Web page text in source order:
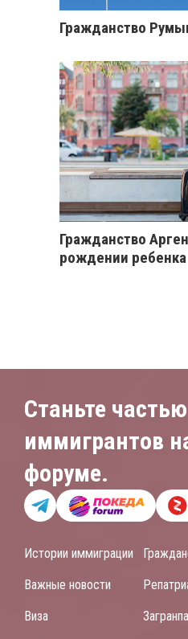
Гражданство
Гражданство
рождении ребенка
Станьте
иммигрантов
форуме.
Истории иммиграции
Важные новости
Виза